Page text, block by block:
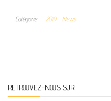
Catégorie 2019 News
RETROUVEZ-NOUS SUR